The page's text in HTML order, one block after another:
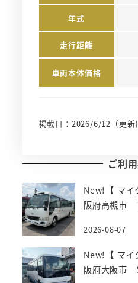
年式
走行距離
車両本体価格
掲載日：2026/6/12 （更
ご利
New!【 マ
阪府高槻市
2026-08-07
New!【 マ
阪府大阪市